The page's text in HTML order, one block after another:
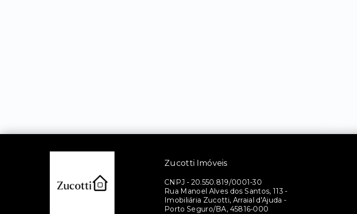
Zucotti Imóveis
CNPJ - 20.550.819/0001-30
Rua Manoel Alves dos Santos, 113 -
Imobiliária Zucotti, Arraial d'Ajuda -
Porto Seguro/BA, 45816-000